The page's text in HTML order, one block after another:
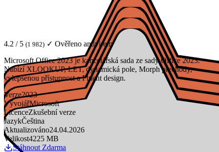
4.2 / 5 (1 982) ✓ Ověřeno antivirem
Microsoft Office 2023 je kancelářská sada ze sady Office 2023.
Nabízí XLOOKUP, LET, dynamická pole, Morph přechody,
vylepšenou přístupnost a Fluent design.
Verze2023
VývojářMicrosoft
LicenceZkušební verze
JazykČeština
Aktualizováno24.04.2026
Velikost4225 MB
Stáhnout Zdarma